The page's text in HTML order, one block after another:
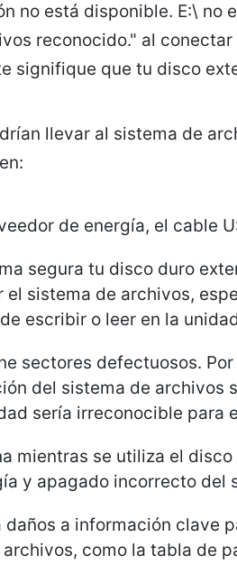
no está disponible. E:\ no
reconocido." al
signifique que tu disco
llevar al sistema de
de energía, el cable
segura tu disco duro
el sistema de archivos,
escribir o leer en la
sectores defectuosos.
del sistema de archivos
sería irreconocible para
mientras se utiliza el
y apagado incorrecto del
daños a información clave
como la tabla de